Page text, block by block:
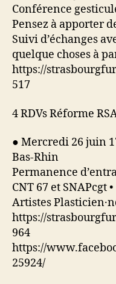
Conférence
Pensez à apporter
Suivi d’échanges
quelque choses à
https://
517
4 RDVs Réforme
● Mercredi 26 juin
Bas-Rhin
Permanence
CNT 67 et SNAPcgt
Artistes
https://
964
https://
25924/